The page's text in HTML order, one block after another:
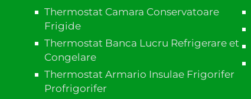
Thermostat Camara Conservatoare
Frigide
Thermostat Banca Lucru Refrigerare et
Congelare
Thermostat Armario Insulae Frigorifer
Profrigorifer